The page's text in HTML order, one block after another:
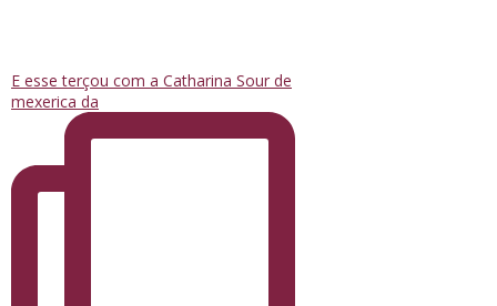
E esse terçou com a Catharina Sour de
mexerica da